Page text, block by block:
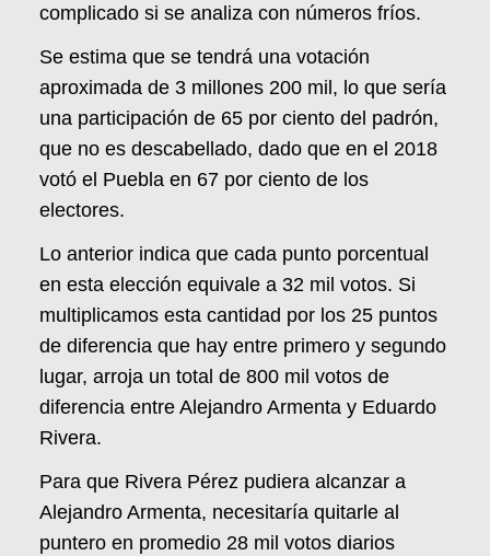
complicado si se analiza con números fríos.
Se estima que se tendrá una votación
aproximada de 3 millones 200 mil, lo que sería
una participación de 65 por ciento del padrón,
que no es descabellado, dado que en el 2018
votó el Puebla en 67 por ciento de los
electores.
Lo anterior indica que cada punto porcentual
en esta elección equivale a 32 mil votos. Si
multiplicamos esta cantidad por los 25 puntos
de diferencia que hay entre primero y segundo
lugar, arroja un total de 800 mil votos de
diferencia entre Alejandro Armenta y Eduardo
Rivera.
Para que Rivera Pérez pudiera alcanzar a
Alejandro Armenta, necesitaría quitarle al
puntero en promedio 28 mil votos diarios